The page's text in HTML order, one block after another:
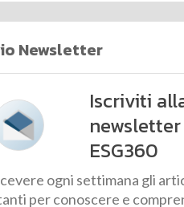
Newsletter
Iscriviti
ESG360
ogni settimana gli
per conoscere e